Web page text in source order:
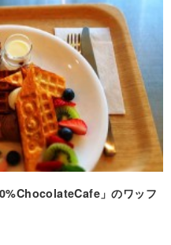
」のワッフ